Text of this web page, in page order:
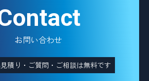
お問い合わせ
積り・ご質問・ご相談は無料です